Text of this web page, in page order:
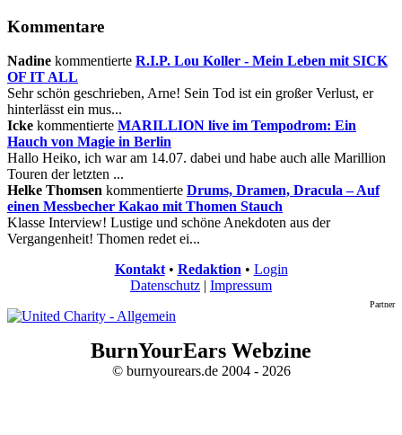
Kommentare
Nadine kommentierte R.I.P. Lou Koller - Mein Leben mit SICK
OF IT ALL
Sehr schön geschrieben, Arne! Sein Tod ist ein großer Verlust, er
hinterlässt ein mus...
Icke kommentierte MARILLION live im Tempodrom: Ein
Hauch von Magie in Berlin
Hallo Heiko, ich war am 14.07. dabei und habe auch alle Marillion
Touren der letzten ...
Helke Thomsen kommentierte Drums, Dramen, Dracula – Auf
einen Messbecher Kakao mit Thomen Stauch
Klasse Interview! Lustige und schöne Anekdoten aus der
Vergangenheit! Thomen redet ei...
Kontakt• Redaktion• Login
Datenschutz | Impressum
Partner
BurnYourEars Webzine
© burnyourears.de 2004 - 2026